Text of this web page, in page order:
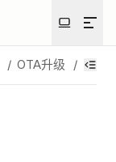
/ OTA升级 / OTA